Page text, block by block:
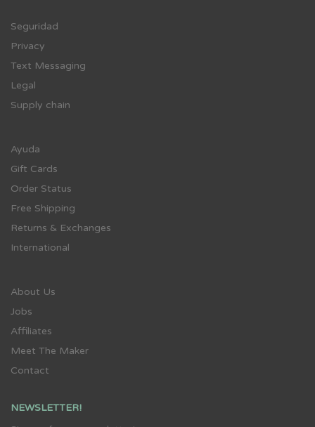
Seguridad
Privacy
Text Messaging
Legal
Supply chain
Ayuda
Gift Cards
Order Status
Free Shipping
Returns & Exchanges
International
About Us
Jobs
Affiliates
Meet The Maker
Contact
NEWSLETTER!